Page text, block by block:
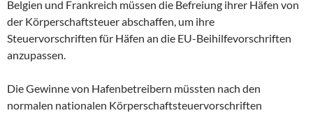
Belgien und Frankreich müssen die Befreiung ihrer Häfen von
der Körperschaftsteuer abschaffen, um ihre
Steuervorschriften für Häfen an die EU-Beihilfevorschriften
anzupassen.
Die Gewinne von Hafenbetreibern müssten nach den
normalen nationalen Körperschaftsteuervorschriften